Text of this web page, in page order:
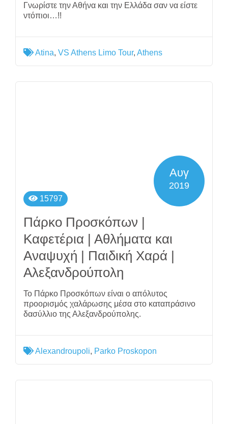
Γνωρίστε την Αθήνα και την Ελλάδα σαν να είστε
ντόπιοι…!!
Atina, VS Athens Limo Tour, Athens
15797
Αυγ
2019
Πάρκο Προσκόπων |
Καφετέρια | Αθλήματα και
Αναψυχή | Παιδική Χαρά |
Αλεξανδρούπολη
Το Πάρκο Προσκόπων είναι ο απόλυτος
προορισμός χαλάρωσης μέσα στο καταπράσινο
δασύλλιο της Αλεξανδρούπολης.
Alexandroupoli, Parko Proskopon